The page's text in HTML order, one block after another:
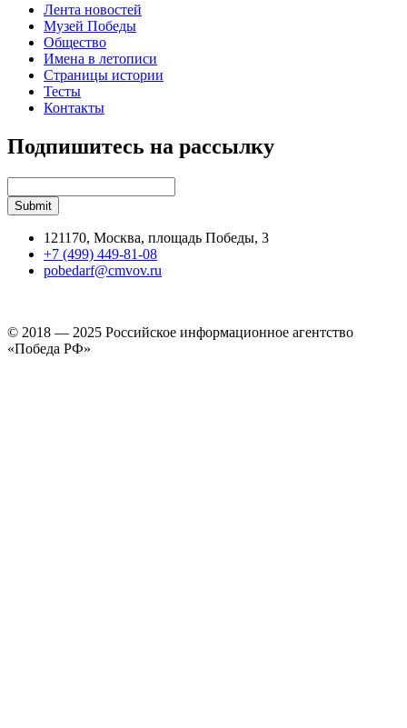
Лента новостей
Музей Победы
Общество
Имена в летописи
Страницы истории
Тесты
Контакты
Подпишитесь на рассылку
121170, Москва, площадь Победы, 3
+7 (499) 449-81-08
pobedarf@cmvov.ru
© 2018 — 2025 Российское информационное агентство
«Победа РФ»